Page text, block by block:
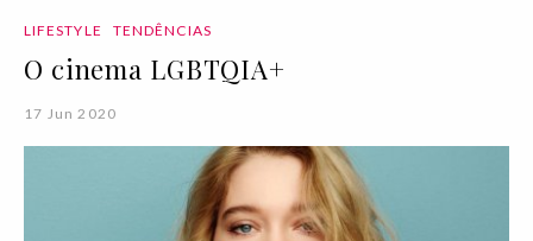
LIFESTYLE TENDÊNCIAS
O cinema LGBTQIA+
17 Jun 2020